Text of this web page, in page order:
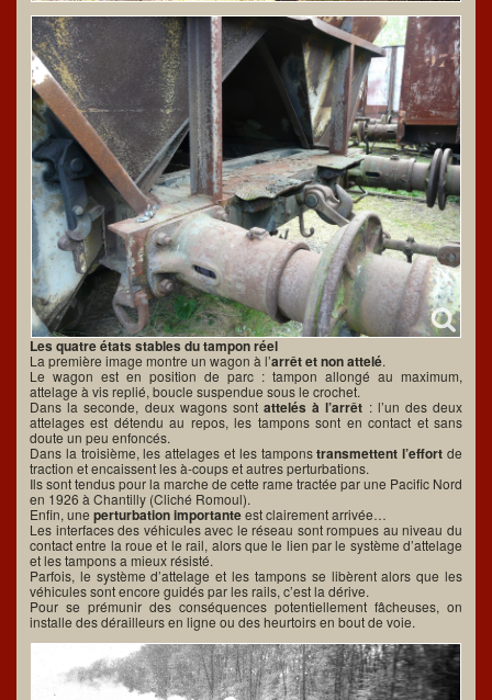
Les quatre états stables du tampon réel
La première image montre un wagon à l’arrêt et non attelé.
Le wagon est en position de parc : tampon allongé au maximum,
attelage à vis replié, boucle suspendue sous le crochet.
Dans la seconde, deux wagons sont attelés à l’arrêt : l’un des deux
attelages est détendu au repos, les tampons sont en contact et sans
doute un peu enfoncés.
Dans la troisième, les attelages et les tamponstransmettent l’effort de
traction et encaissent les à-coups et autres perturbations.
Ils sont tendus pour la marche de cette rame tractée par une Pacific Nord
en 1926 à Chantilly (Cliché Romoul).
Enfin, une perturbation importanteest clairement arrivée…
Les interfaces des véhicules avec le réseau sont rompues au niveau du
contact entre la roue et le rail, alors que le lien par le système d’attelage
et les tampons a mieux résisté.
Parfois, le système d’attelage et les tampons se libèrent alors que les
véhicules sont encore guidés par les rails, c’est la dérive.
Pour se prémunir des conséquences potentiellement fâcheuses, on
installe des dérailleurs en ligne ou des heurtoirs en bout de voie.